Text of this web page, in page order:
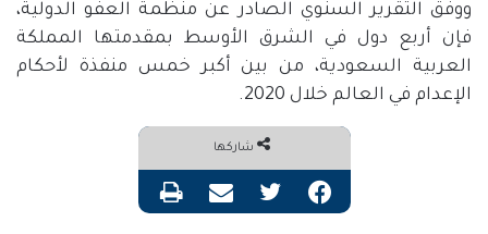
ووفق التقرير السنوي الصادر عن منظمة العفو الدولية،
فإن أربع دول في الشرق الأوسط بمقدمتها المملكة
العربية السعودية، من بين أكبر خمس منفذة لأحكام
الإعدام في العالم خلال 2020.
شاركها
فيسبوك تويتر مشاركة عبر البريد طباعة